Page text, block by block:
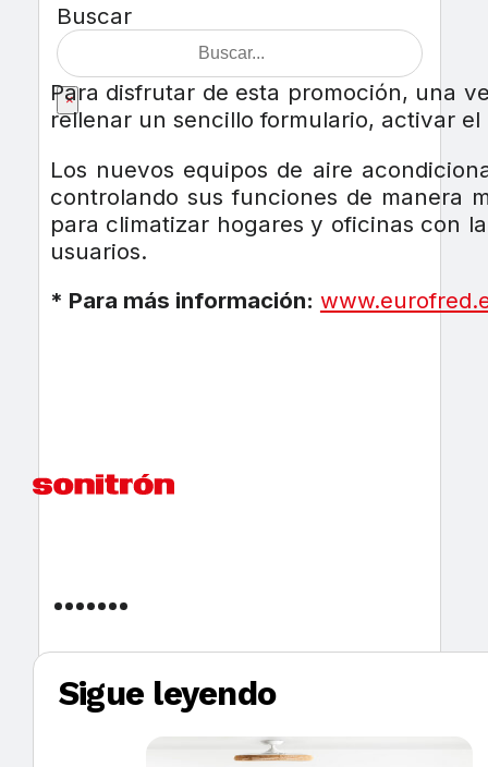
Buscar
×
Para disfrutar de esta promoción, una
rellenar un sencillo formulario, activar
Los nuevos equipos de aire
controlando sus funciones de manera
para climatizar hogares y oficinas con
usuarios.
* Para más información:
Sigue leyendo